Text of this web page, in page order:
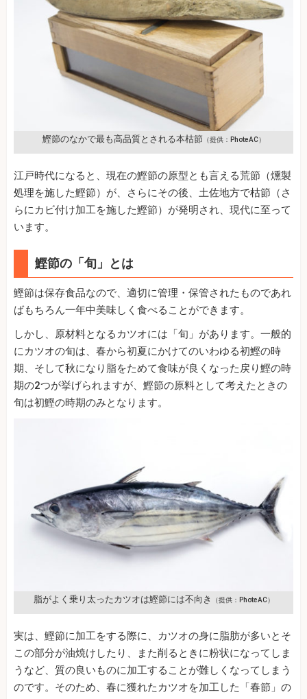
鰹節のなかで最も高品質とされる本枯節 （提供：PhoteAC）
江戸時代になると、現在の鰹節の原型とも言える荒節（燻製
処理を施した鰹節）が、さらにその後、土佐地方で枯節（さ
らにカビ付け加工を施した鰹節）が発明され、現代に至って
います。
鰹節の「旬」とは
鰹節は保存食品なので、適切に管理・保管されたものであれ
ばもちろん一年中美味しく食べることができます。
しかし、原材料となるカツオには「旬」があります。一般的
にカツオの旬は、春から初夏にかけてのいわゆる初鰹の時
期、そして秋になり脂をためて食味が良くなった戻り鰹の時
期の2つが挙げられますが、鰹節の原料として考えたときの
旬は初鰹の時期のみとなります。
脂がよく乗り太ったカツオは鰹節には不向き （提供：PhoteAC）
実は、鰹節に加工をする際に、カツオの身に脂肪が多いとそ
この部分が油焼けしたり、また削るときに粉状になってしま
うなど、質の良いものに加工することが難しくなってしまう
のです。そのため、春に獲れたカツオを加工した「春節」の